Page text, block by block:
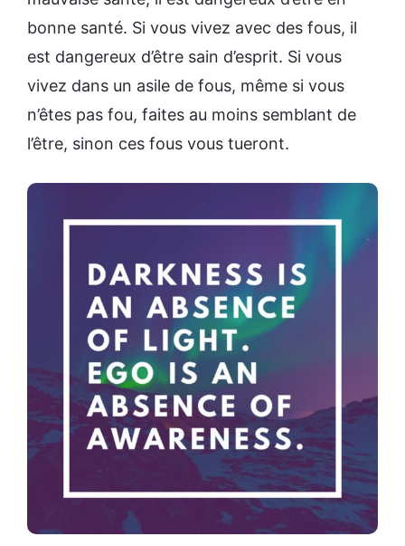
bonne santé. Si vous vivez avec des fous, il
est dangereux d’être sain d’esprit. Si vous
vivez dans un asile de fous, même si vous
n’êtes pas fou, faites au moins semblant de
l’être, sinon ces fous vous tueront.